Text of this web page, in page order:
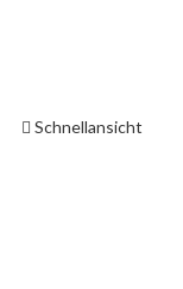
Schnellansicht